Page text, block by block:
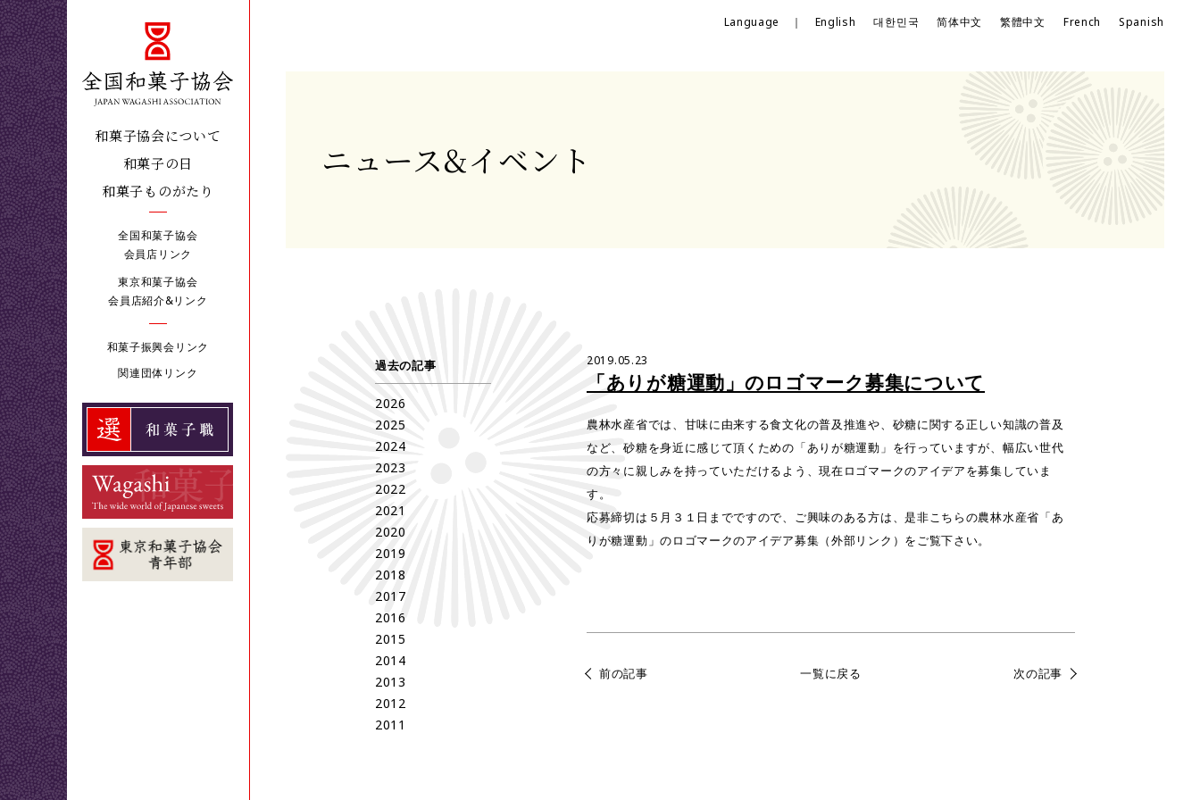
和菓子協会について
和菓子の日
和菓子ものがたり
全国和菓子協会
会員店リンク
東京和菓子協会
会員店紹介&リンク
和菓子振興会リンク
関連団体リンク
Language ｜ English 대한민국 简体中文 繁體中文 French Spanish
ニュース&イベント
過去の記事
2026
2025
2024
2023
2022
2021
2020
2019
2018
2017
2016
2015
2014
2013
2012
2011
2019.05.23
「ありが糖運動」のロゴマーク募集について
農林水産省では、甘味に由来する食文化の普及推進や、砂糖に関する正しい知識の普及
など、砂糖を身近に感じて頂くための「ありが糖運動」を行っていますが、幅広い世代
の方々に親しみを持っていただけるよう、現在ロゴマークのアイデアを募集していま
す。
応募締切は５月３１日までですので、ご興味のある方は、是非こちらの農林水産省「あ
りが糖運動」のロゴマークのアイデア募集（外部リンク） をご覧下さい。
前の記事 一覧に戻る 次の記事